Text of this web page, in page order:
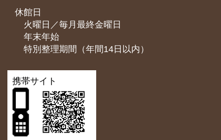
休館日
火曜日／毎月最終金曜日
年末年始
特別整理期間（年間14日以内）
携帯サイト